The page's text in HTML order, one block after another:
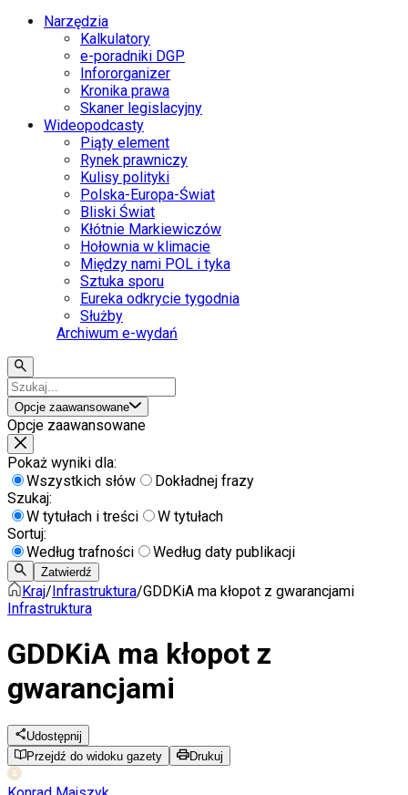
Narzędzia
Kalkulatory
e-poradniki DGP
Infororganizer
Kronika prawa
Skaner legislacyjny
Wideopodcasty
Piąty element
Rynek prawniczy
Kulisy polityki
Polska-Europa-Świat
Bliski Świat
Kłótnie Markiewiczów
Hołownia w klimacie
Między nami POL i tyka
Sztuka sporu
Eureka odkrycie tygodnia
Służby
Archiwum e-wydań
Opcje zaawansowane
Opcje zaawansowane
Pokaż wyniki dla:
Wszystkich słów
Dokładnej frazy
Szukaj:
W tytułach i treści
W tytułach
Sortuj:
Według trafności
Według daty publikacji
Zatwierdź
Kraj/Infrastruktura/GDDKiA ma kłopot z gwarancjami
Infrastruktura
GDDKiA ma kłopot z
gwarancjami
Udostępnij
Przejdź do widoku gazety
Drukuj